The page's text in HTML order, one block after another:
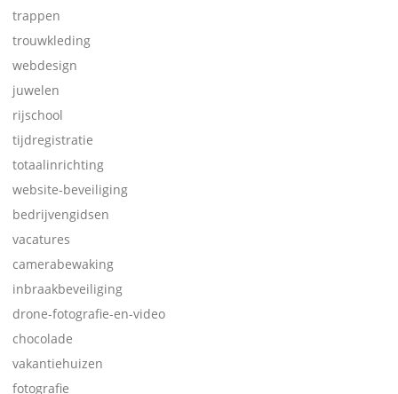
trappen
trouwkleding
webdesign
juwelen
rijschool
tijdregistratie
totaalinrichting
website-beveiliging
bedrijvengidsen
vacatures
camerabewaking
inbraakbeveiliging
drone-fotografie-en-video
chocolade
vakantiehuizen
fotografie